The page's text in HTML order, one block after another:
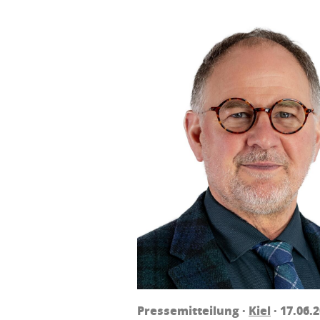
Pressemitteilung · Kiel ·